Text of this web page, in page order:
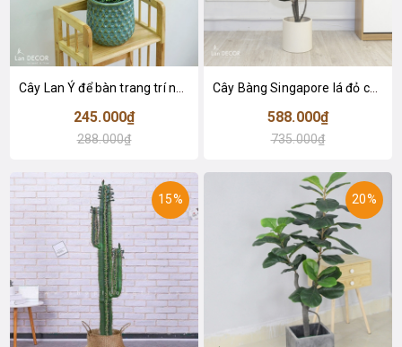
Cây Lan Ý để bàn trang trí nhà sang trọng (55cm) - LC2925-1
245.000₫
288.000₫
Cây Bàng Singapore lá đỏ cây giả trang trí Lan Decor (110cm) - LC2918-1
588.000₫
735.000₫
15% 20%